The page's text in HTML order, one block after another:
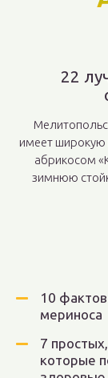
22
имеет широкую
абрикосом
зимнюю
10
мериноса
7
которые